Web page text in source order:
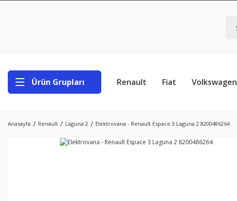
Ürün Grupları Renault Fiat Volkswagen
Anasayfa Renault Laguna 2 Elektrovana - Renault Espace 3 Laguna 2 8200486264